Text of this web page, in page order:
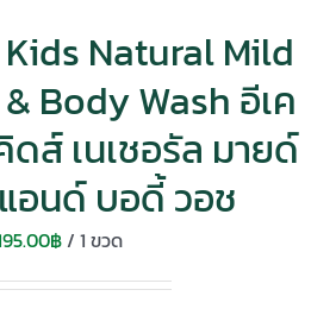
Kids Natural Mild
Body Wash อีเค
ดส์ เนเชอรัล มายด์
อนด์ บอดี้ วอช
฿Current
/ 1 ขวด